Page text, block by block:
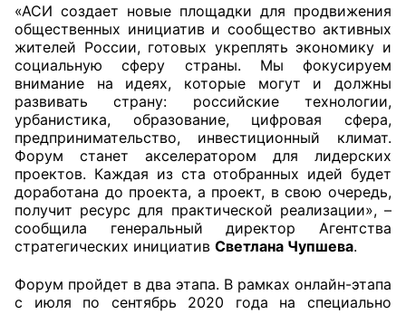
Общественный штаб
Члены ОП КО
Документы ОП КО
Регламент ОП КО
Кодекс этики ОП КО
Положения
Рекомендации
«АСИ создает новые площадки для продвижения
общественных инициатив и сообщество активных
жителей России, готовых укреплять экономику и
социальную сферу страны. Мы фокусируем
внимание на идеях, которые могут и должны
развивать страну: российские технологии,
урбанистика, образование, цифровая сфера,
предпринимательство, инвестиционный климат.
Форум станет акселератором для лидерских
проектов. Каждая из ста отобранных идей будет
доработана до проекта, а проект, в свою очередь,
получит ресурс для практической реализации», –
сообщила генеральный директор Агентства
стратегических инициатив Светлана Чупшева.
Форум пройдет в два этапа. В рамках онлайн-этапа
с июля по сентябрь 2020 года на специально